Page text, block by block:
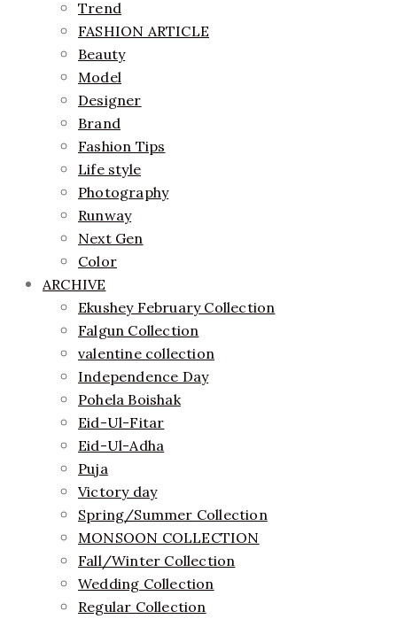
Trend
FASHION ARTICLE
Beauty
Model
Designer
Brand
Fashion Tips
Life style
Photography
Runway
Next Gen
Color
ARCHIVE
Ekushey February Collection
Falgun Collection
valentine collection
Independence Day
Pohela Boishak
Eid-Ul-Fitar
Eid-Ul-Adha
Puja
Victory day
Spring/Summer Collection
MONSOON COLLECTION
Fall/Winter Collection
Wedding Collection
Regular Collection